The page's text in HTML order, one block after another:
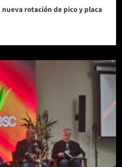
rotación de pico y placa